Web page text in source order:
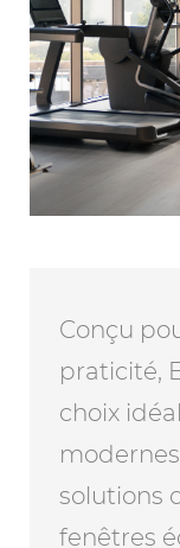
Conçu
praticité,
choix
solutions
fenêtres